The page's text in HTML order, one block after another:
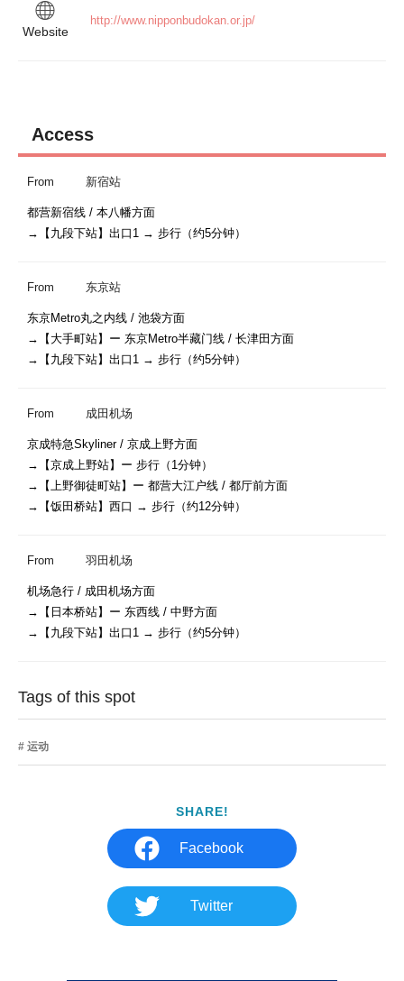
Website
http://www.nipponbudokan.or.jp/
Access
From 新宿站
都营新宿线 / 本八幡方面
→【九段下站】出口1 → 步行（约5分钟）
From 东京站
东京Metro丸之内线 / 池袋方面
→【大手町站】ー 东京Metro半藏门线 / 长津田方面
→【九段下站】出口1 → 步行（约5分钟）
From 成田机场
京成特急Skyliner / 京成上野方面
→【京成上野站】ー 步行（1分钟）
→【上野御徒町站】ー 都营大江户线 / 都厅前方面
→【饭田桥站】西口 → 步行（约12分钟）
From 羽田机场
机场急行 / 成田机场方面
→【日本桥站】ー 东西线 / 中野方面
→【九段下站】出口1 → 步行（约5分钟）
Tags of this spot
运动
SHARE!
Facebook
Twitter